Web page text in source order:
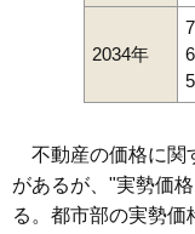
2034年
不動産の価格に関
があるが、"実勢価
る。都市部の実勢